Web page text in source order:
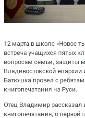
12 марта в школе «Новое
встреча учащихся пятых
вопросам семьи, защиты
Владивостокской
Батюшка провел с
книгопечатания на Руси.
Отец Владимир
книгопечатания, о